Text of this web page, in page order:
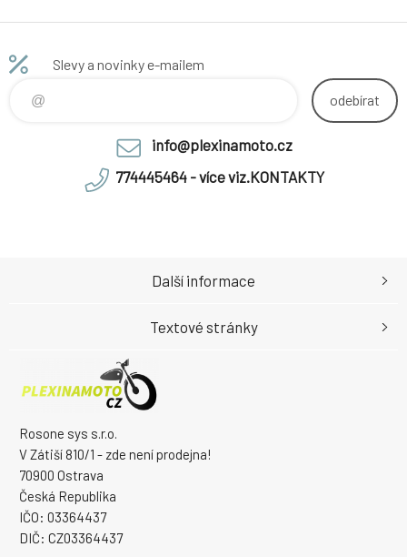
Slevy a novinky e-mailem
odebírat
info@plexinamoto.cz
774445464 - více viz.KONTAKTY
Rosone sys s.r.o.
V Zátiší 810/1 - zde není prodejna!
70900 Ostrava
Česká Republika
IČO: 03364437
DIČ: CZ03364437
Další informace
Textové stránky